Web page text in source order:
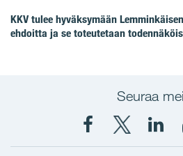
KKV tulee hyväksymään
ehdoitta ja se toteutetaan
Seuraa
Facebook
X
YIT